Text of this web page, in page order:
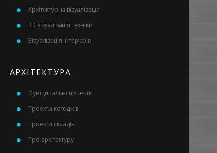
Архітектурна візуалізація
3D візуалізація техніки
Візуалізація інтер’єрів
АРХІТЕКТУРА
Муніципальні проекти
Проекти котеджів
Проекти складів
Про архітектуру